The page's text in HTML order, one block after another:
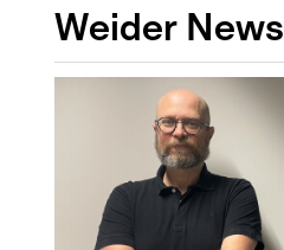
Weider News